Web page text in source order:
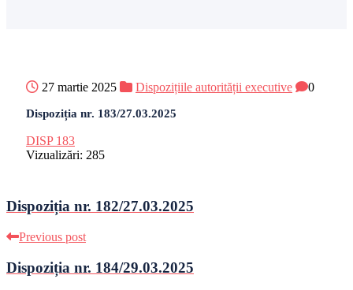
27 martie 2025 Dispozițiile autorității executive 0
Dispoziția nr. 183/27.03.2025
DISP 183
Vizualizări: 285
Dispoziția nr. 182/27.03.2025
Previous post
Dispoziția nr. 184/29.03.2025